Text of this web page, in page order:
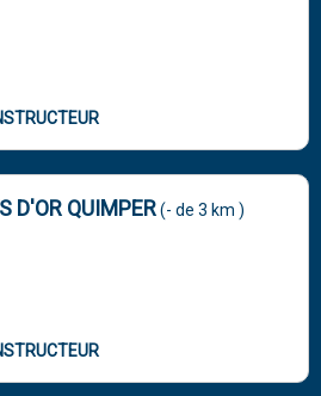
D'OR QUIMPER(- de 3 km )